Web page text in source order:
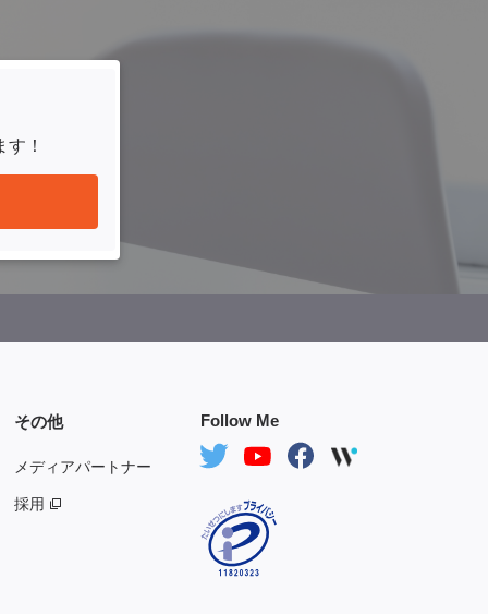
！
Follow Me
その他
メディアパートナー
採用